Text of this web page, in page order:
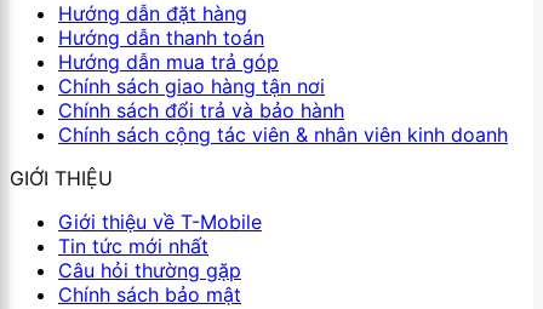
Hướng dẫn đặt hàng
Hướng dẫn thanh toán
Hướng dẫn mua trả góp
Chính sách giao hàng tận nơi
Chính sách đổi trả và bảo hành
Chính sách cộng tác viên & nhân viên kinh doanh
GIỚI THIỆU
Giới thiệu về T-Mobile
Tin tức mới nhất
Câu hỏi thường gặp
Chính sách bảo mật